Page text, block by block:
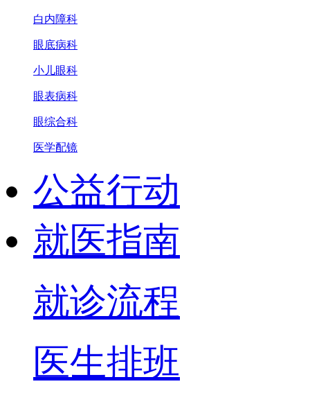
白内障科
眼底病科
小儿眼科
眼表病科
眼综合科
医学配镜
公益行动
就医指南
就诊流程
医生排班